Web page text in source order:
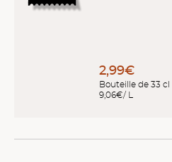
2,99€
Bouteille de 33 cl
9,06€/ L